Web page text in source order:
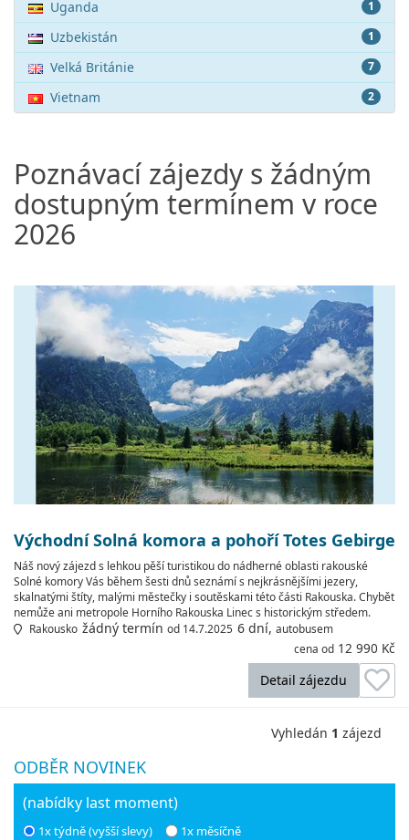
1
Uganda
1
Uzbekistán
7
Velká Británie
2
Vietnam
Poznávací zájezdy s žádným
dostupným termínem v roce
2026
Východní Solná komora a pohoří Totes Gebirge
Náš nový zájezd s lehkou pěší turistikou do nádherné oblasti rakouské
Solné komory Vás během šesti dnů seznámí s nejkrásnějšími jezery,
skalnatými štíty, malými městečky i soutěskami této části Rakouska. Chybět
nemůže ani metropole Horního Rakouska Linec s historickým středem.
Rakousko žádný termín od 14.7.2025 6 dní, autobusem
cena od 12 990 Kč
Detail zájezdu
Vyhledán 1 zájezd
ODBĚR NOVINEK
(nabídky last moment)
1x týdně (vyšší slevy) 1x měsíčně